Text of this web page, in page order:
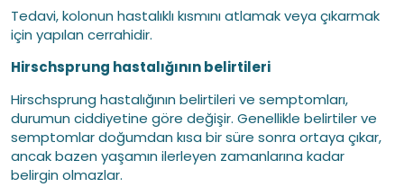
Tedavi, kolonun hastalıklı kısmını atlamak veya çıkarmak
için yapılan cerrahidir.
Hirschsprung hastalığının belirtileri
Hirschsprung hastalığının belirtileri ve semptomları,
durumun ciddiyetine göre değişir. Genellikle belirtiler ve
semptomlar doğumdan kısa bir süre sonra ortaya çıkar,
ancak bazen yaşamın ilerleyen zamanlarına kadar
belirgin olmazlar.